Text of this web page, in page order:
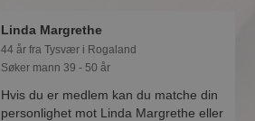
Linda Margrethe
44 år fra Tysvær i Rogaland
Søker mann 39 - 50 år
Hvis du er medlem kan du matche din
personlighet mot Linda Margrethe eller